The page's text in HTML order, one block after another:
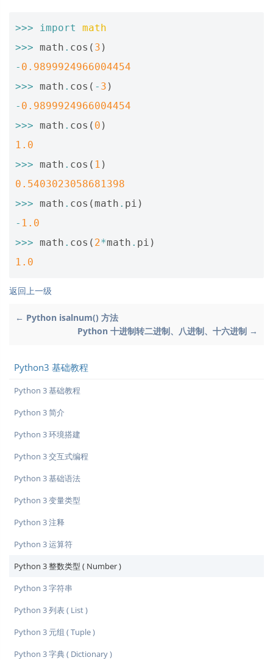
>>> import
math
>>> math . cos ( 3 )
- 0.9899924966004454
>>> math . cos ( - 3 )
- 0.9899924966004454
>>> math . cos ( 0 )
1.0
>>> math . cos ( 1 )
0.5403023058681398
>>> math . cos (math . pi )
- 1.0
>>> math . cos ( 2*math . pi )
1.0
返回上一级
← Python isalnum() 方法
Python 十进制转二进制、八进制、十六进制 →
Python3 基础教程
Python 3 基础教程
Python 3 简介
Python 3 环境搭建
Python 3 交互式编程
Python 3 基础语法
Python 3 变量类型
Python 3 注释
Python 3 运算符
Python 3 整数类型 ( Number )
Python 3 字符串
Python 3 列表 ( List )
Python 3 元组 ( Tuple )
Python 3 字典 ( Dictionary )